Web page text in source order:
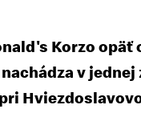
Korzo
v jednej